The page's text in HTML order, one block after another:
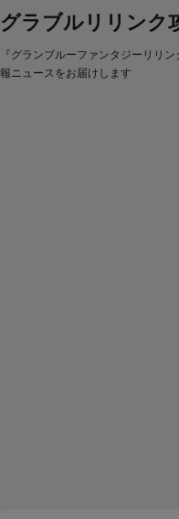
グラブルリリンク
『グランブルーファンタジーリリ
報ニュースをお届けします